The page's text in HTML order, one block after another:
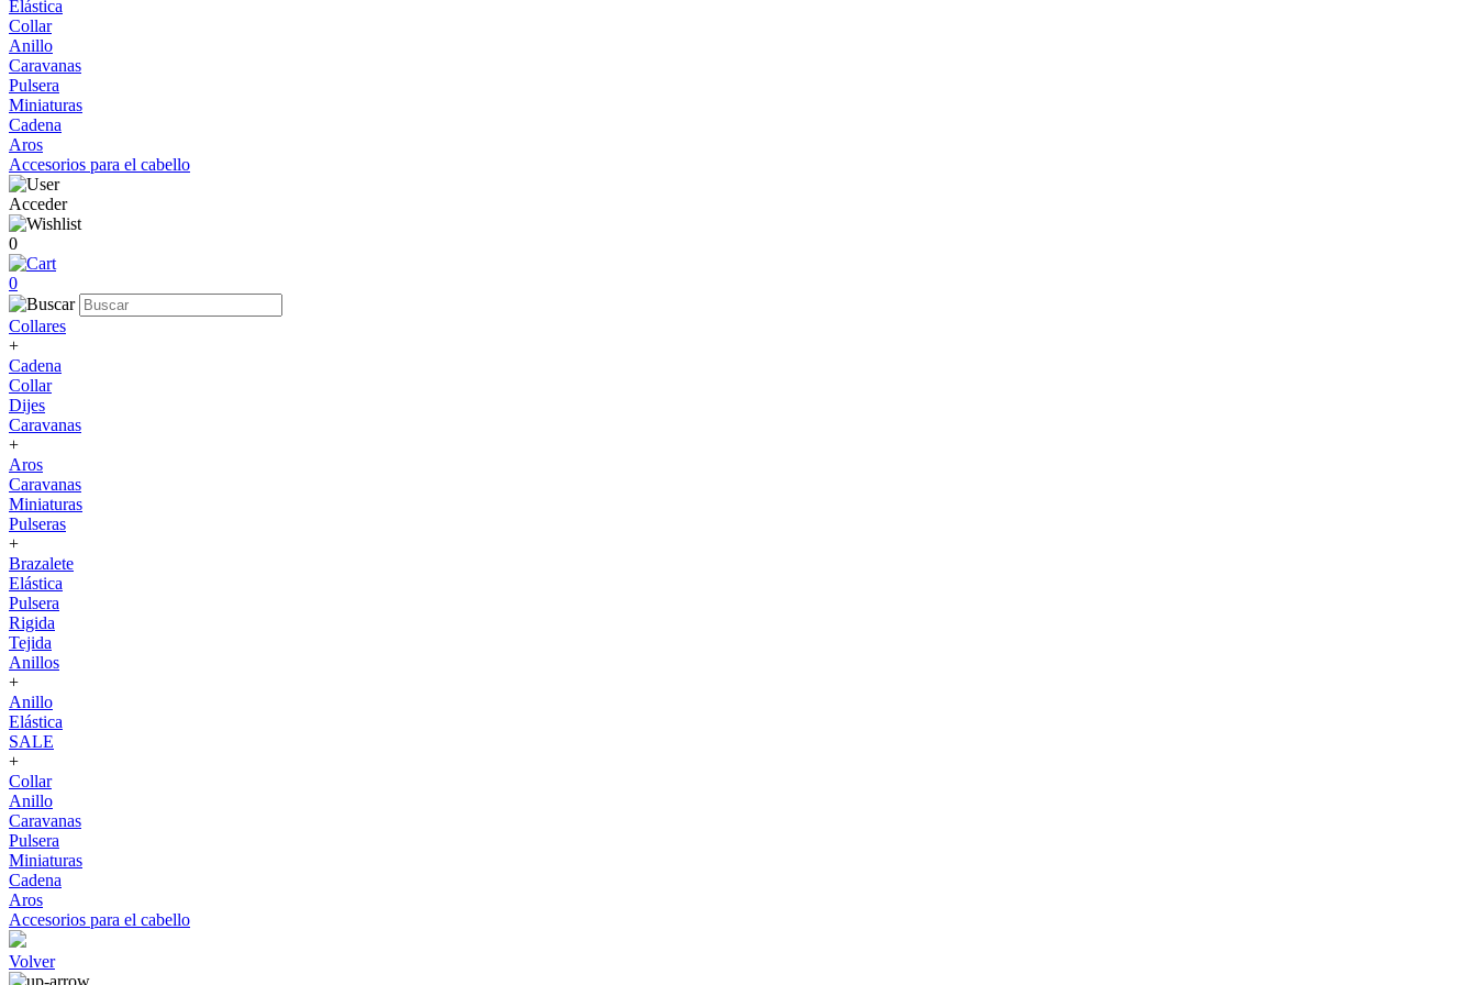
Elástica
Collar
Anillo
Caravanas
Pulsera
Miniaturas
Cadena
Aros
Accesorios para el cabello
Acceder
0
0
Collares
+
Cadena
Collar
Dijes
Caravanas
+
Aros
Caravanas
Miniaturas
Pulseras
+
Brazalete
Elástica
Pulsera
Rigida
Tejida
Anillos
+
Anillo
Elástica
SALE
+
Collar
Anillo
Caravanas
Pulsera
Miniaturas
Cadena
Aros
Accesorios para el cabello
Volver